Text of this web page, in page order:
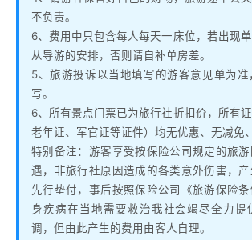
不负责。
6、费用中只包含每人每天一床位，若出现
从导游的安排，否则请自补单房差。
5、旅游投诉以当地填写的游客意见单为
写。
6、所有景点门票已为旅行社折扣价，所有证
老年证、军官证等证件）均无优惠、无减免
特别备注：游客享受按保险公司规定的旅
遇，非旅行社原因造成的各类意外伤害，
先行垫付，事后按照保险公司《旅游保险
身疾病在当地需要救治我社会竭尽全力提
调，但由此产生的费用由客人自理。